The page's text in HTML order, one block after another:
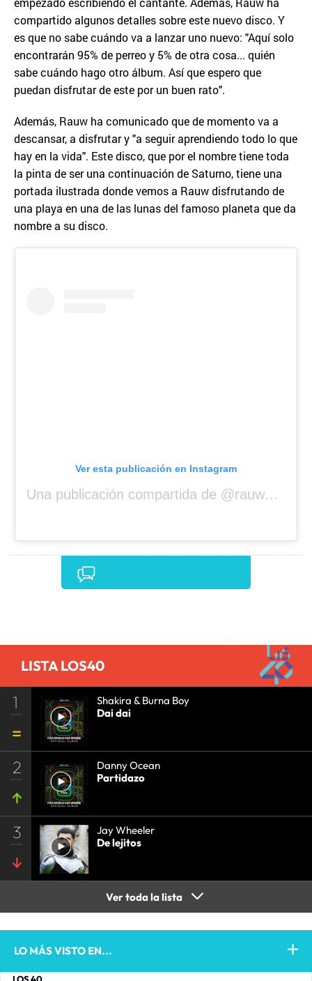
compartido algunos detalles sobre este nuevo disco. Y
es que no sabe cuándo va a lanzar uno nuevo: "Aquí solo
encontrarán 95% de perreo y 5% de otra cosa... quién
sabe cuándo hago otro álbum. Así que espero que
puedan disfrutar de este por un buen rato".
Además, Rauw ha comunicado que de momento va a
descansar, a disfrutar y "a seguir aprendiendo todo lo que
hay en la vida". Este disco, que por el nombre tiene toda
la pinta de ser una continuación de Saturno, tiene una
portada ilustrada donde vemos a Rauw disfrutando de
una playa en una de las lunas del famoso planeta que da
nombre a su disco.
Ver esta publicación en Instagram
Una publicación compartida de @rauwalejandro
LISTA LOS40
1
Shakira & Burna Boy
Dai dai
2
Danny Ocean
Partidazo
3
Jay Wheeler
De lejitos
Ver toda la lista
LO MÁS VISTO EN...
LOS 40